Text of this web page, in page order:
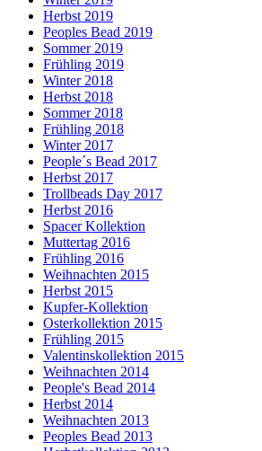
Herbst 2019
Peoples Bead 2019
Sommer 2019
Frühling 2019
Winter 2018
Herbst 2018
Sommer 2018
Frühling 2018
Winter 2017
People´s Bead 2017
Herbst 2017
Trollbeads Day 2017
Herbst 2016
Spacer Kollektion
Muttertag 2016
Frühling 2016
Weihnachten 2015
Herbst 2015
Kupfer-Kollektion
Osterkollektion 2015
Frühling 2015
Valentinskollektion 2015
Weihnachten 2014
People's Bead 2014
Herbst 2014
Weihnachten 2013
Peoples Bead 2013